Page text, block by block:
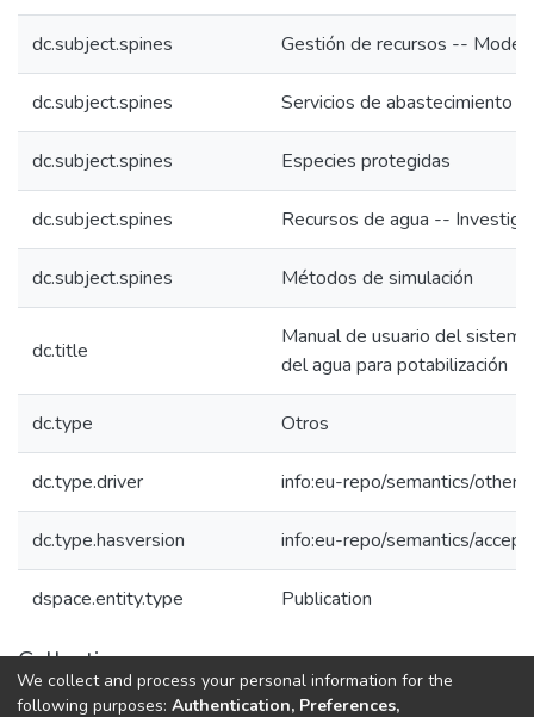
dc.subject.spines Gestión de recursos --
dc.subject.spines Servicios de abastecimiento
dc.subject.spines Especies protegidas
dc.subject.spines Recursos de agua --
dc.subject.spines Métodos de simulación
dc.title
Manual de usuario del
del agua para potabilización
dc.type Otros
dc.type.driver info:eu-repo/semantics/
dc.type.hasversion info:eu-repo/semantics/
dspace.entity.type Publication
Collections
1.1.2. Informes Finales
We collect and process your personal information for the
following purposes: Authentication, Preferences,